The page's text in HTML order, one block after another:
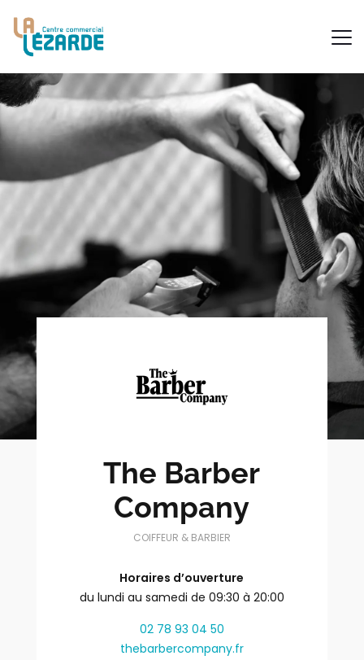
The Barber
Company
COIFFEUR & BARBIER
Horaires d’ouverture
du lundi au samedi de 09:30 à 20:00
02 78 93 04 50
thebarbercompany.fr